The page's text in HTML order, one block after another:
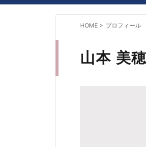
HOME > プロフィール
山本 美